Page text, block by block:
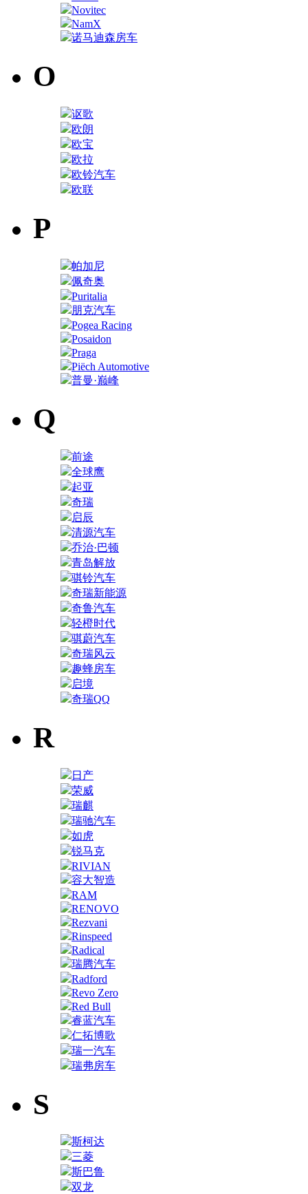
Novitec
NamX
诺马迪森房车
O
讴歌
欧朗
欧宝
欧拉
欧铃汽车
欧联
P
帕加尼
佩奇奥
Puritalia
朋克汽车
Pogea Racing
Posaidon
Praga
Piëch Automotive
普曼·巅峰
Q
前途
全球鹰
起亚
奇瑞
启辰
清源汽车
乔治·巴顿
青岛解放
骐铃汽车
奇瑞新能源
奇鲁汽车
轻橙时代
骐蔚汽车
奇瑞风云
趣蜂房车
启境
奇瑞QQ
R
日产
荣威
瑞麒
瑞驰汽车
如虎
锐马克
RIVIAN
容大智造
RAM
RENOVO
Rezvani
Rinspeed
Radical
瑞腾汽车
Radford
Revo Zero
Red Bull
睿蓝汽车
仁拓博歌
瑞一汽车
瑞弗房车
S
斯柯达
三菱
斯巴鲁
双龙